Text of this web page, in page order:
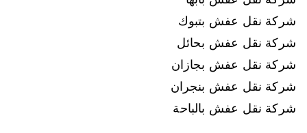
شركة نقل عفش بتبوك
شركة نقل عفش بحائل
شركة نقل عفش بجازان
شركة نقل عفش بنجران
شركة نقل عفش بالباحة